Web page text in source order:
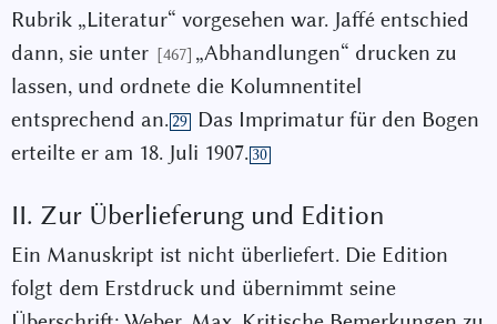
Rubrik „Literatur“ vorgesehen war. Jaffé entschied
dann, sie unter [467] „Abhandlungen“ drucken zu
lassen, und ordnete die Kolumnentitel
entsprechend an.29
Das Imprimatur für den Bogen
erteilte er am 18. Juli 1907. 30
II. Zur Überlieferung und Edition
Ein Manuskript ist nicht überliefert. Die Edition
folgt dem Erstdruck und übernimmt seine